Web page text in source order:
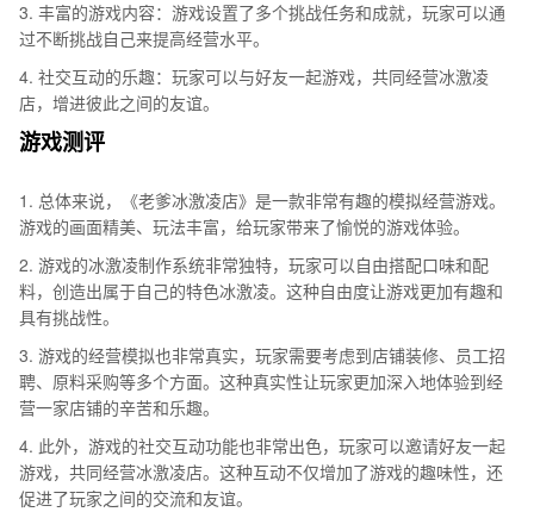
3. 丰富的游戏内容：游戏设置了多个挑战任务和成就，玩家可以通
过不断挑战自己来提高经营水平。
4. 社交互动的乐趣：玩家可以与好友一起游戏，共同经营冰激凌
店，增进彼此之间的友谊。
游戏测评
1. 总体来说，《老爹冰激凌店》是一款非常有趣的模拟经营游戏。
游戏的画面精美、玩法丰富，给玩家带来了愉悦的游戏体验。
2. 游戏的冰激凌制作系统非常独特，玩家可以自由搭配口味和配
料，创造出属于自己的特色冰激凌。这种自由度让游戏更加有趣和
具有挑战性。
3. 游戏的经营模拟也非常真实，玩家需要考虑到店铺装修、员工招
聘、原料采购等多个方面。这种真实性让玩家更加深入地体验到经
营一家店铺的辛苦和乐趣。
4. 此外，游戏的社交互动功能也非常出色，玩家可以邀请好友一起
游戏，共同经营冰激凌店。这种互动不仅增加了游戏的趣味性，还
促进了玩家之间的交流和友谊。